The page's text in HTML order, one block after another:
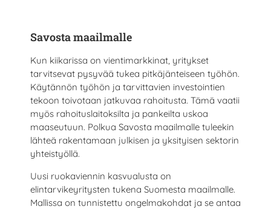
Savosta maailmalle
Kun kiikarissa on vientimarkkinat, yritykset
tarvitsevat pysyvää tukea pitkäjänteiseen työhön.
Käytännön työhön ja tarvittavien investointien
tekoon toivotaan jatkuvaa rahoitusta. Tämä vaatii
myös rahoituslaitoksilta ja pankeilta uskoa
maaseutuun. Polkua Savosta maailmalle tuleekin
lähteä rakentamaan julkisen ja yksityisen sektorin
yhteistyöllä.
Uusi ruokaviennin kasvualusta on
elintarvikeyritysten tukena Suomesta maailmalle.
Mallissa on tunnistettu ongelmakohdat ja se antaa